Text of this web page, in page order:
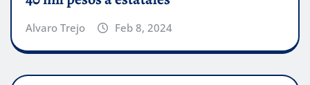
Alvaro Trejo Feb 8, 2024